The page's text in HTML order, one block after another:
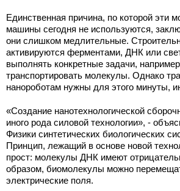
Единственная причина, по которой эти
машины сегодня не используются,
они слишком медлительные.
активируются ферментами, ДНК или
выполнять конкретные задачи,
транспортировать молекулы. Однако
нанороботам нужны для этого минуты,
«Создание нанотехнологической
иного рода силовой технологии», -
Физики синтетических биологических
Принцип, лежащий в основе новой
прост: молекулы ДНК имеют
образом, биомолекулы можно
электрические поля.